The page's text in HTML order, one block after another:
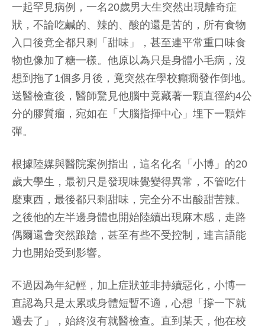
一起罕見病例，一名20歲男大生突然出現離奇症
狀，不論吃鹹的、辣的、酸的還是苦的，所有食物
入口後竟全都只剩「甜味」，甚至連平常重口味食
物也像加了糖一樣。他原以為只是身體小毛病，沒
想到拖了1個多月後，竟突然在學校癲癇發作倒地。
送醫檢查後，醫師驚見他腦中竟藏著一顆直徑約4公
分的膠質瘤，宛如在「大腦指揮中心」埋下一顆炸
彈。
根據陸媒與醫院案例指出，這名化名「小博」的20
歲大學生，最初只是發現味覺變得異常，不管吃什
麼東西，最後都只剩甜味，完全分不出酸甜苦辣。
之後他的左半邊身體也開始陸續出現麻木感，走路
偶爾還會突然踉蹌，甚至有些不受控制，連言語能
力也開始受到影響。
不過因為年紀輕，加上症狀並非持續惡化，小博一
直認為只是太累或身體短暫不適，心想「撐一下就
過去了」，始終沒有就醫檢查。直到某天，他在校